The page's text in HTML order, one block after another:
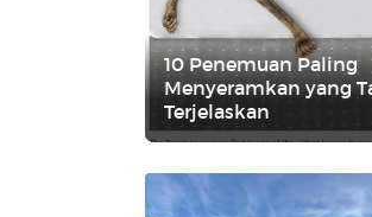
10 Penemuan Paling
Menyeramkan yang
Terjelaskan